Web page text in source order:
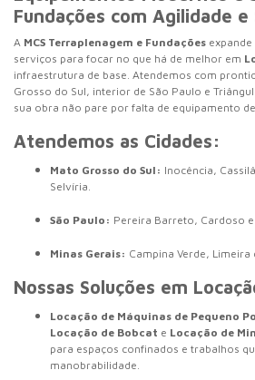
Fundações com Agilidade e
A MCS Terraplenagem e Fundações
serviços para focar no que há de melhor em
infraestrutura de base. Atendemos com
Grosso do Sul, interior de São Paulo e
sua obra não pare por falta de equipamento
Atendemos as Cidades:
Mato Grosso do Sul: Inocência,
Selvíria.
São Paulo: Pereira Barreto, Cardoso e
Minas Gerais: Campina Verde, Limeira
Nossas Soluções em
Locação de Máquinas de Pequeno
Locação de Bobcat e Locação de
para espaços confinados e trabalhos
manobrabilidade.